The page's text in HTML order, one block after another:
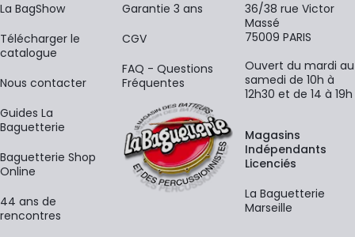
La BagShow
​Télécharger le
catalogue
Nous contacter
Guides La
Baguetterie
Baguetterie Shop
Online
44 ans de
rencontres
Garantie 3 ans
CGV
FAQ - Questions
Fréquentes
36/38 rue Victor
Massé
75009 PARIS
Ouvert du mardi au
samedi de 10h à
12h30 et de 14 à 19h
Magasins
Indépendants
Licenciés
La Baguetterie
Marseille